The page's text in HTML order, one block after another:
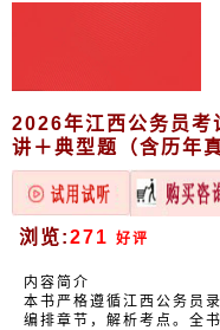
2026年江西公务员考
讲＋典型题（含历年
浏览:271 好评
内容简介
本书严格遵循江西公务员
编排章节，解析考点。全